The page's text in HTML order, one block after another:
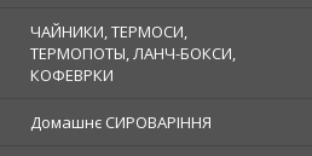
ЧАЙНИКИ, ТЕРМОСИ,
ТЕРМОПОТЫ, ЛАНЧ-БОКСИ,
КОФЕВРКИ
Домашнє СИРОВАРІННЯ